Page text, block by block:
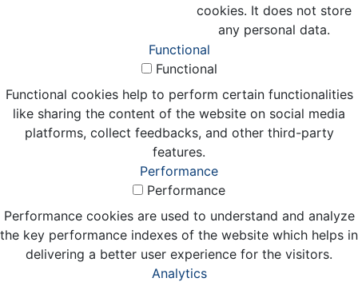
cookies. It does not store
any personal data.
Functional
Functional
Functional cookies help to perform certain functionalities
like sharing the content of the website on social media
platforms, collect feedbacks, and other third-party
features.
Performance
Performance
Performance cookies are used to understand and analyze
the key performance indexes of the website which helps in
delivering a better user experience for the visitors.
Analytics